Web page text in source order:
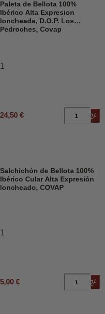
Paleta de Bellota 100%
Ibérico Alta Expresion
loncheada, D.O.P. Los
Pedroches, Covap
1
24,50 €
carrito
Salchichón de Bellota 100%
Ibérico Cular Alta Expresión
loncheado, COVAP
1
5,00 €